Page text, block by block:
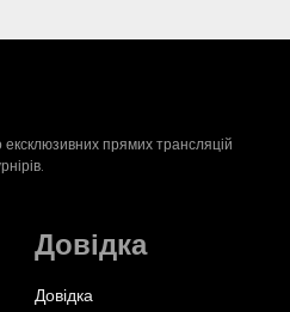
прямих трансляцій
Довідка
Довідка